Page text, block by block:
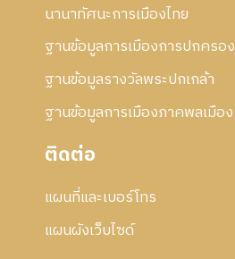
นานาทัศนะการเมืองไทย
ฐานข้อมูลการเมืองการปกครอง
ฐานข้อมูลรางวัลพระปกเกล้า
ฐานข้อมูลการเมืองภาคพลเมือง
ติดต่อ
แผนที่และเบอร์โทร
แผนผังเว็บไซด์